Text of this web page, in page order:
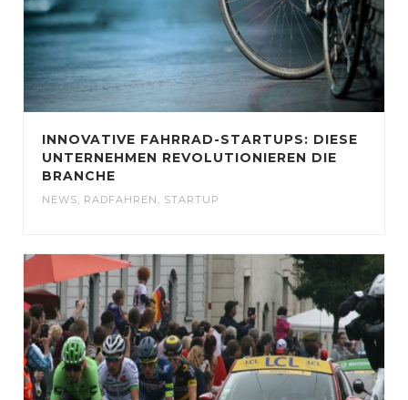
INNOVATIVE FAHRRAD-STARTUPS: DIESE
UNTERNEHMEN REVOLUTIONIEREN DIE
BRANCHE
NEWS, RADFAHREN , STARTUP